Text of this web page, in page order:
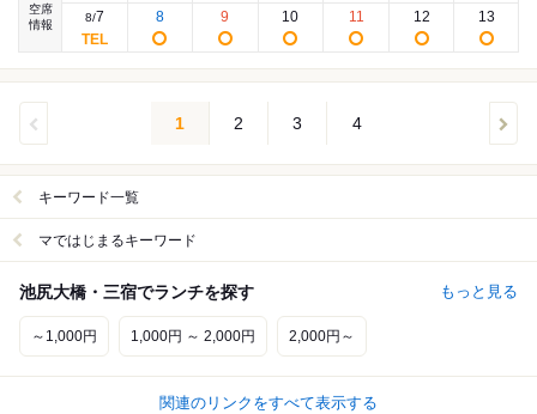
空席
情報
8/7 8 9 10 11 12 13
1 2 3 4
キーワード一覧
マではじまるキーワード
池尻大橋・三宿でランチを探す もっと見る
～1,000円 1,000円 ～ 2,000円 2,000円～
関連のリンクをすべて表示する